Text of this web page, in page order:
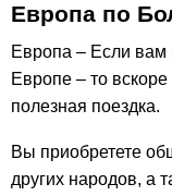
Европа по
Европа – Если вам
Европе – то
полезная поездка.
Вы приобретете
других народов, а